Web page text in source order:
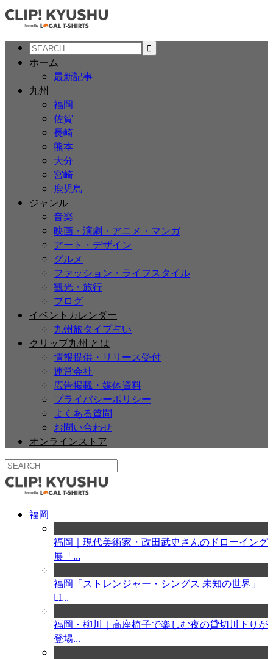
ホーム
最新記事
九州
福岡
佐賀
長崎
熊本
大分
宮崎
鹿児島
ジャンル
音楽
映画・演劇・アニメ・マンガ
アート・デザイン
グルメ
ファッション・ライフスタイル
観光・旅行
ブログ
イベントカレンダー
九州旅タイプ占い
クリップ九州 とは
情報提供・リリース受付
運営会社
広告掲載・媒体資料
プライバシーポリシー
よくある質問
お問い合わせ
オンラインストア
福岡
福岡｜現代美術家・政田武史さんのドローイング
展「...
福岡「ストレンジャー・シングス 未知の世界」
LI...
福岡・柳川｜高座椅子で楽しむ夜の貸切川下りが
登場...